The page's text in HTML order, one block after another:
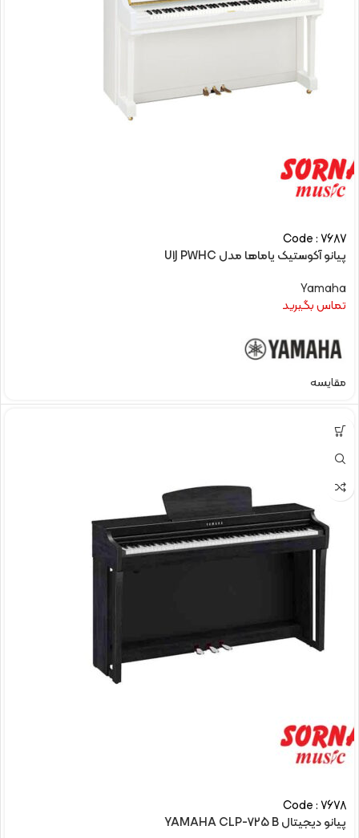
Code : 7687
پیانو آکوستیک یاماها مدل U1J PWHC
Yamaha
تماس بگیرید
مقایسه
Code : 7678
پیانو دیجیتال YAMAHA CLP-725 B